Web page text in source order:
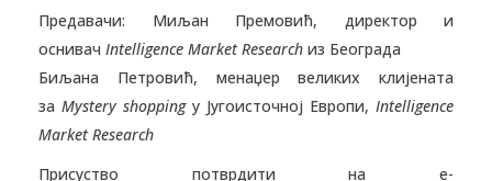
Предавачи: Миљан Премовић, директор и
оснивач Intelligence Market Research из Београда
Биљана Петровић, менаџер великих клијената
за Mystery shoppingу Југоисточној Европи, Intelligence
Market Research
Присуство потврдити на e-